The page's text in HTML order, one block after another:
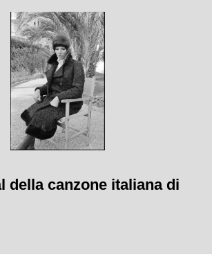
della canzone italiana di